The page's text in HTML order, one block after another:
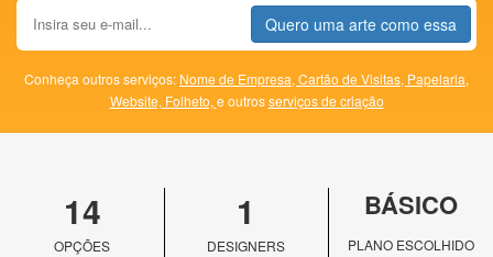
Quero uma arte como essa
Conheça outros serviços: Nome de Empresa, Cartão de Visitas, Papelaria,
Website, Folheto, e outrosserviços de criação
14
OPÇÕES
1
DESIGNERS
BÁSICO
PLANO ESCOLHIDO